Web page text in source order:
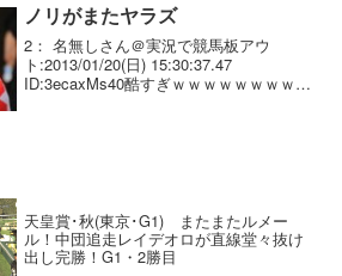
ノリがまたヤラズ
2： 名無しさん＠実況で競馬板アウ
ト:2013/01/20(日) 15:30:37.47
ID:3ecaxMs40酷すぎｗｗｗｗｗｗｗｗｗ
天皇賞･秋(東京･G1) またまたルメー
ル！中団追走レイデオロが直線堂々抜け
出し完勝！G1・2勝目